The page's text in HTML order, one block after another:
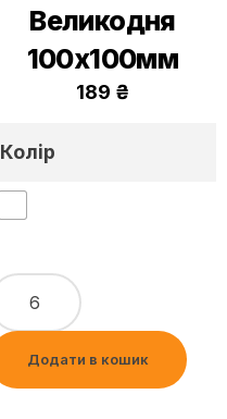
Великодня
100х100мм
189 ₴
Колір
Додати в кошик